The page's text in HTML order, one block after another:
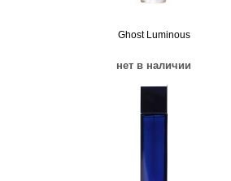
Ghost Luminous
нет в наличии